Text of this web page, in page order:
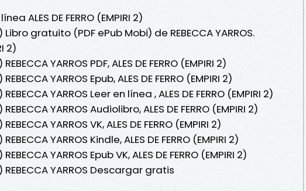
ALES DE FERRO (EMPIRI 2)
gratuito (PDF ePub Mobi) de REBECCA YARROS.
2)
YARROS PDF, ALES DE FERRO (EMPIRI 2)
YARROS Epub, ALES DE FERRO (EMPIRI 2)
YARROS Leer en línea , ALES DE FERRO (EMPIRI 2)
YARROS Audiolibro, ALES DE FERRO (EMPIRI 2)
YARROS VK, ALES DE FERRO (EMPIRI 2)
YARROS Kindle, ALES DE FERRO (EMPIRI 2)
YARROS Epub VK, ALES DE FERRO (EMPIRI 2)
YARROS Descargar gratis